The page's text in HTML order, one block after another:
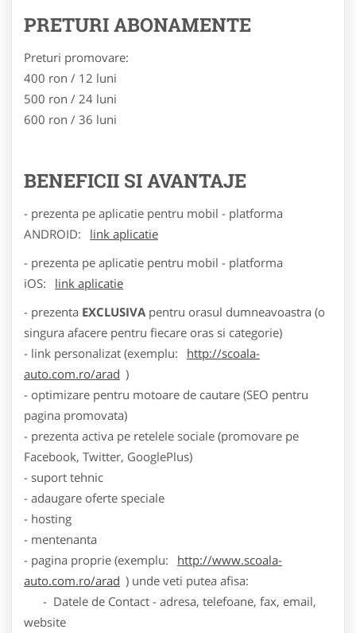
PRETURI ABONAMENTE
Preturi promovare:
400 ron / 12 luni
500 ron / 24 luni
600 ron / 36 luni
BENEFICII SI AVANTAJE
- prezenta pe aplicatie pentru mobil - platforma
ANDROID:
link aplicatie
- prezenta pe aplicatie pentru mobil - platforma
iOS:
link aplicatie
- prezenta EXCLUSIVA pentru orasul dumneavoastra (o
singura afacere pentru fiecare oras si categorie)
- link personalizat (exemplu:
http://scoala-
auto.com.ro/arad )
- optimizare pentru motoare de cautare (SEO pentru
pagina promovata)
- prezenta activa pe retelele sociale (promovare pe
Facebook, Twitter, GooglePlus)
- suport tehnic
- adaugare oferte speciale
- hosting
- mentenanta
- pagina proprie (exemplu:
http://www.scoala-
auto.com.ro/arad ) unde veti putea afisa:
- Datele de Contact - adresa, telefoane, fax, email,
website